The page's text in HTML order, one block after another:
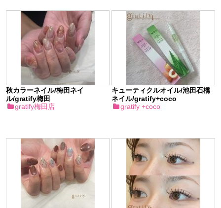
秋カラーネイル/梅田ネイ
ル/gratify梅田
gratify梅田店
キューティクルオイル/池田石橋
ネイル/gratify+coco
gratify +coco